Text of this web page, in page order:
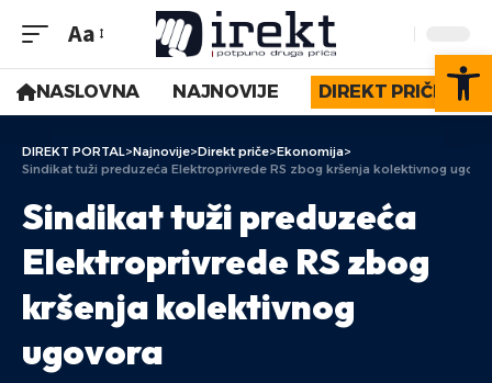
Aa
NASLOVNA NAJNOVIJE DIREKT PRIČE
DIREKT PORTAL>Najnovije>Direkt priče>Ekonomija>
Sindikat tuži preduzeća Elektroprivrede RS zbog kršenja kolektivnog
Sindikat tuži preduzeća
Elektroprivrede RS zbog
kršenja kolektivnog
ugovora